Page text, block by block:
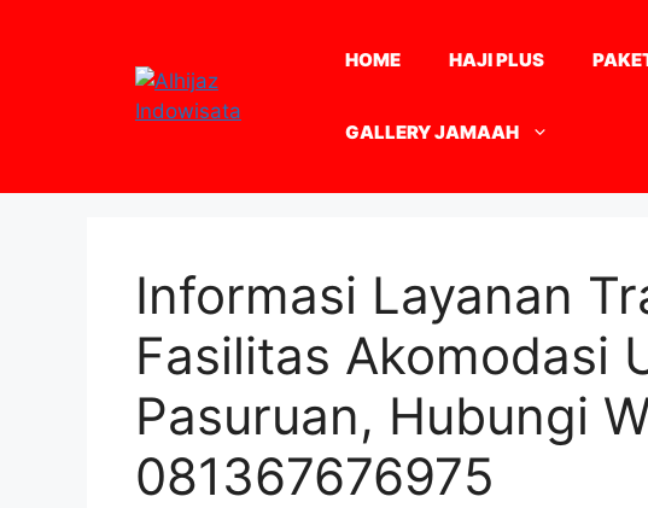
HOME HAJI PLUS
GALLERY JAMAAH
Informasi Layanan
Fasilitas Akomodasi
Pasuruan, Hubungi
081367676975